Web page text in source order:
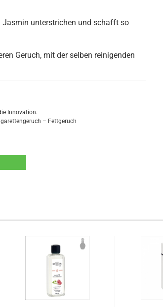
Jasmin unterstrichen und schafft so
Geruch, mit der selben reinigenden
Innovation.
– Fettgeruch